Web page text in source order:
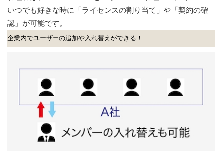
いつでも好きな時に「ライセンスの割り当て」や「契約の確
認」が可能です。
企業内でユーザーの追加や入れ替えができる！